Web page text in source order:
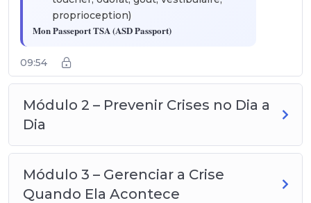
proprioception)
Mon Passeport TSA (ASD Passport)
l’enfant en incluant :
forces,difficultés,sensibilités,ce
qui aide
signes de détresse ,à éviter
09:54
Módulo 2 – Prevenir Crises no Dia a
Dia
Módulo 3 – Gerenciar a Crise
Quando Ela Acontece